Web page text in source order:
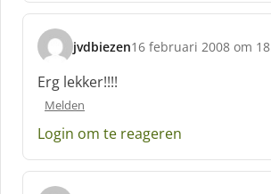
f
jvdbiezen
s
c
h
e
f
16 februari 2008 om
Erg lekker!!!!
Melden
Login om te reageren